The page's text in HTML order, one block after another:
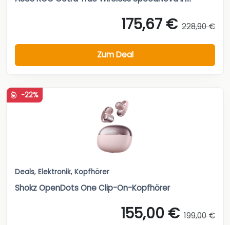
175,67 € 228,90 €
Zum Deal
-22%
Deals, Elektronik, Kopfhörer
Shokz OpenDots One Clip-On-Kopfhörer
155,00 € 199,00 €